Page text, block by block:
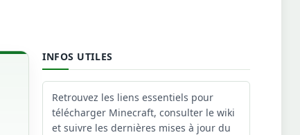
INFOS UTILES
Retrouvez les liens essentiels pour
télécharger Minecraft, consulter le wiki
et suivre les dernières mises à jour du